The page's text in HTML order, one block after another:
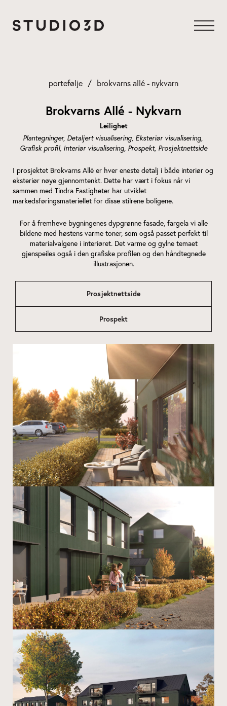
portefølje brokvarns allé - nykvarn
Brokvarns Allé - Nykvarn
Leilighet
Plantegninger Detaljert visualisering Eksteriør visualisering
Grafisk profil Interiør visualisering Prospekt Prosjektnettside
I prosjektet Brokvarns Allé er hver eneste detalj i både interiør og
eksteriør nøye gjennomtenkt. Dette har vært i fokus når vi
sammen med Tindra Fastigheter har utviklet
markedsføringsmateriellet for disse stilrene boligene.
For å fremheve bygningenes dypgrønne fasade, fargela vi alle
bildene med høstens varme toner, som også passet perfekt til
materialvalgene i interiøret. Det varme og gylne temaet
gjenspeiles også i den grafiske profilen og den håndtegnede
illustrasjonen.
Prosjektnettside
Prospekt